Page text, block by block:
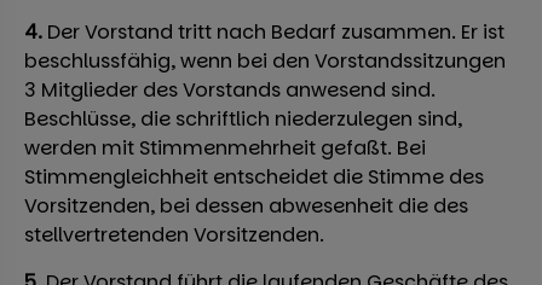
4. Der Vorstand tritt nach Bedarf zusammen. Er ist
beschlussfähig, wenn bei den Vorstandssitzungen
3 Mitglieder des Vorstands anwesend sind.
Beschlüsse, die schriftlich niederzulegen sind,
werden mit Stimmenmehrheit gefaßt. Bei
Stimmengleichheit entscheidet die Stimme des
Vorsitzenden, bei dessen abwesenheit die des
stellvertretenden Vorsitzenden.